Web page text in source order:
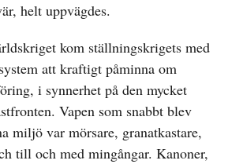
helt uppvägdes.
kom ställningskrigets med
att kraftigt påminna om
i synnerhet på den mycket
Vapen som snabbt blev
miljö var mörsare, granatkastare,
till och med mingångar. Kanoner,